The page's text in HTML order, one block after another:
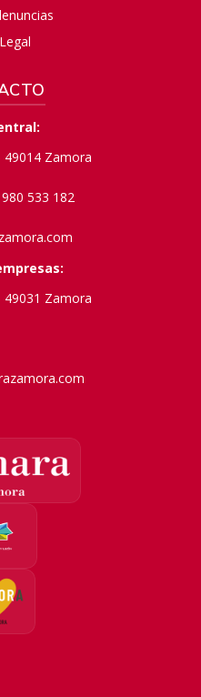
49014 Zamora
980 533 182
49031 Zamora